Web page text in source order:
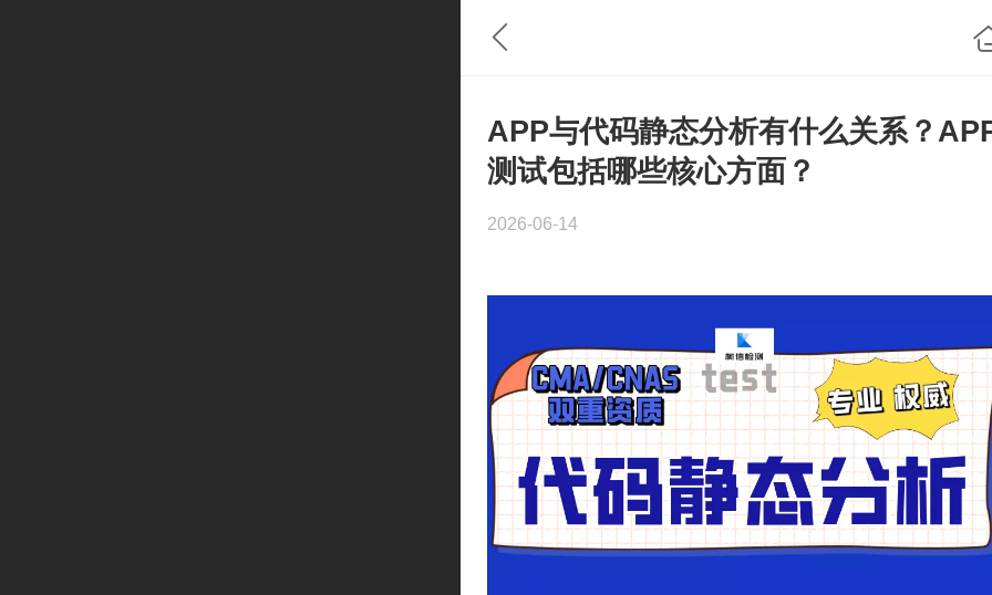
APP与代码静态分析有什么关系？
测试包括哪些核心方面？
2026-06-14